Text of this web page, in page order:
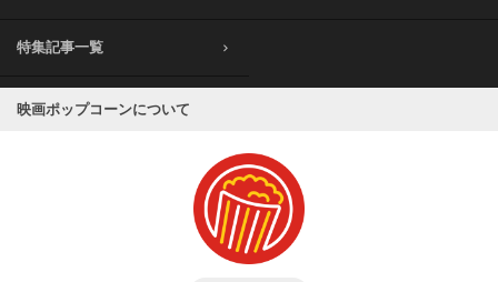
特集記事一覧
映画ポップコーンについて